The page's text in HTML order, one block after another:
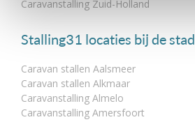
Caravanstalling Zuid-Holland
Stalling31 locaties bij de stad
Caravan stallen Aalsmeer
Caravan stallen Alkmaar
Caravanstalling Almelo
Caravanstalling Amersfoort